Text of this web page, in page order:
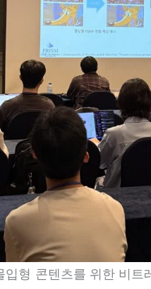
형 콘텐츠를 위한 비트